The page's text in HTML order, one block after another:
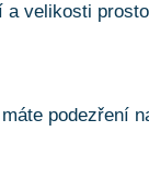
velikosti
máte podezření